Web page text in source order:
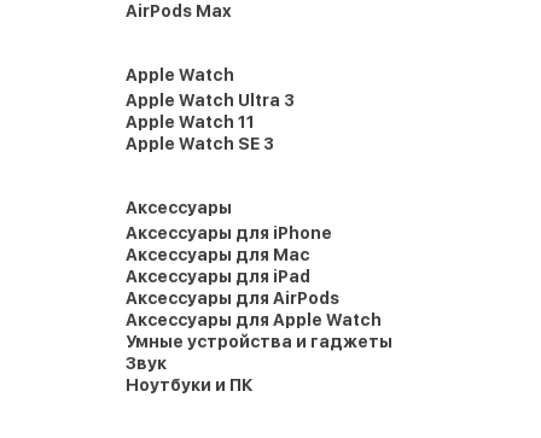
AirPods Max
Apple Watch
Apple Watch Ultra 3
Apple Watch 11
Apple Watch SE 3
Аксессуары
Аксессуары для iPhone
Аксессуары для Mac
Аксессуары для iPad
Аксессуары для AirPods
Аксессуары для Apple Watch
Умные устройства и гаджеты
Звук
Ноутбуки и ПК